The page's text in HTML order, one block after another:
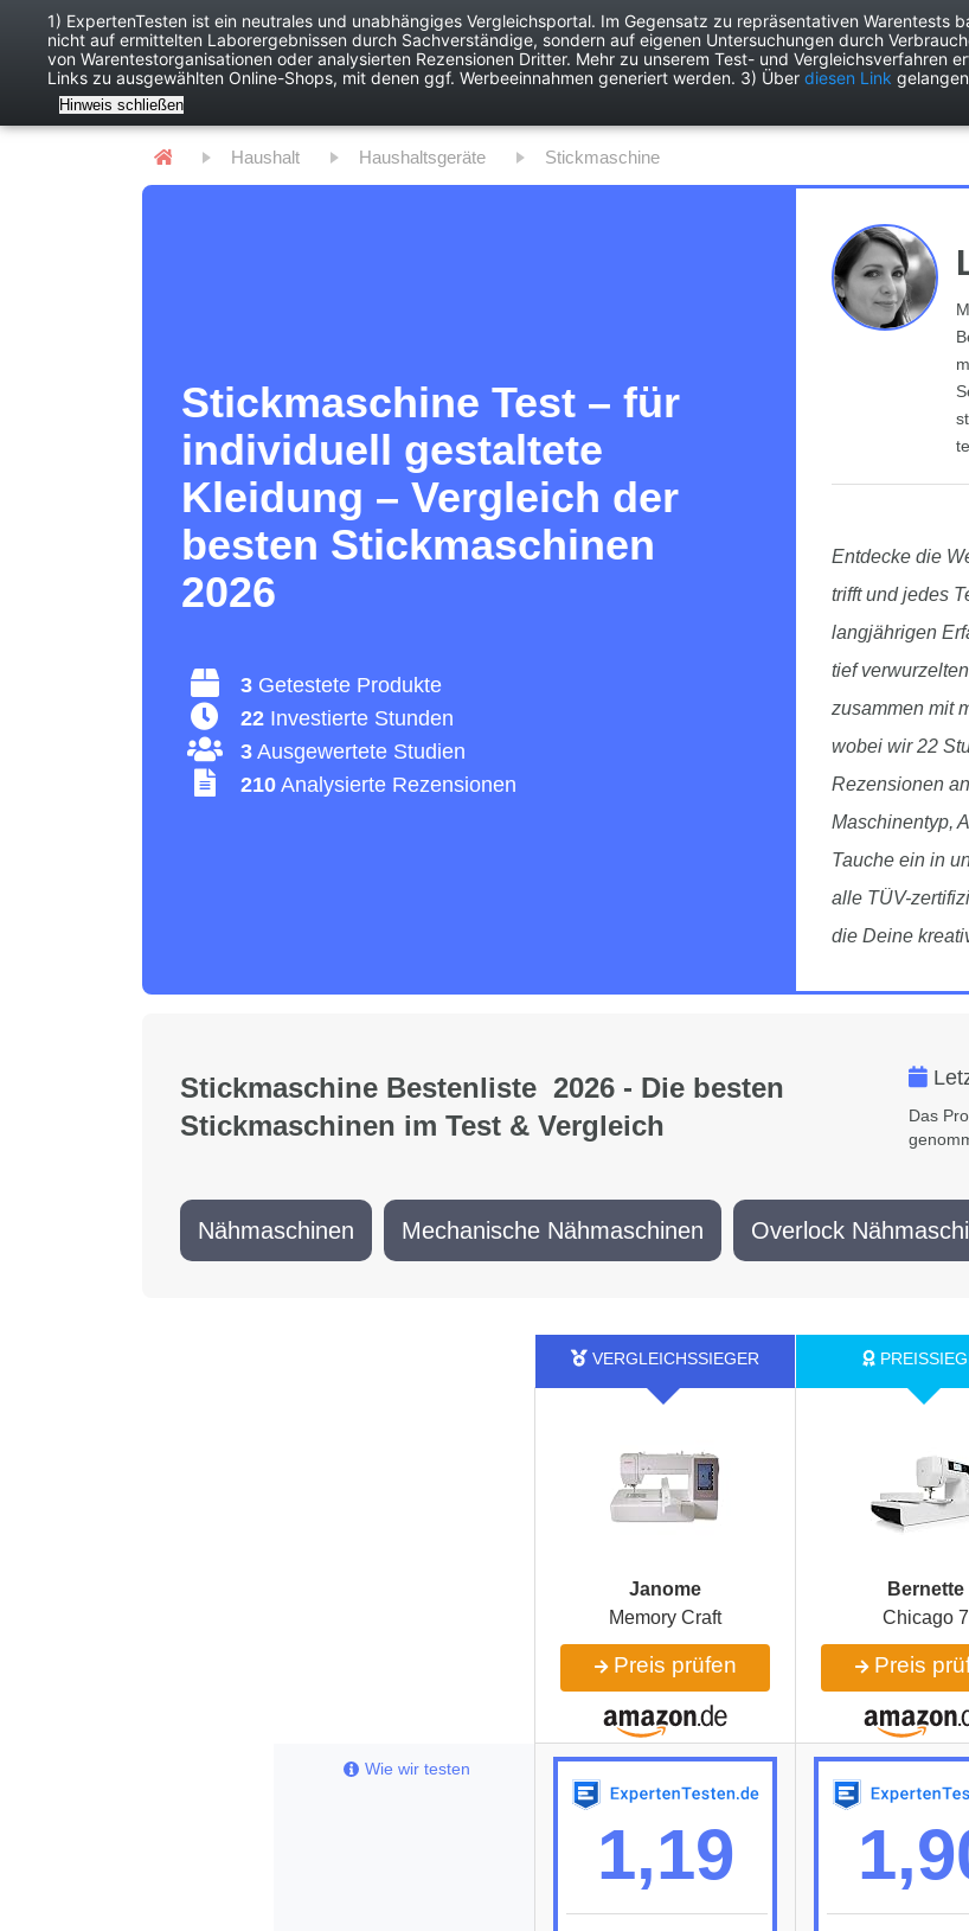
Baby Digitales Drogerie Elektronik Freizeit Garten Haushalt
Haushalt Haushaltsgeräte Stickmaschine
Stickmaschine Test – für
individuell gestaltete
Kleidung – Vergleich der
besten Stickmaschinen
2026
3 Getestete Produkte
22 Investierte Stunden
3 Ausgewertete Studien
210 Analysierte Rezensionen
Entdecke die
trifft und jedes
langjährigen
tief
zusammen mit
wobei wir 22
Rezensionen
Maschinentyp,
Tauche ein in
alle TÜV-
die Deine
Stickmaschine Bestenliste 2026 - Die besten
Stickmaschinen im Test & Vergleich
Das
Nähmaschinen Mechanische Nähmaschinen Overlock
Janome Bernette
Memory Craft
Chicago 7
Preis prüfen Preis
1,19
Wie wir testen
1) ExpertenTesten ist ein neutrales und unabhängiges Vergleichsportal. Im Gegensatz zu repräsentativen Warentests
nicht auf ermittelten Laborergebnissen durch Sachverständige, sondern auf eigenen Untersuchungen durch
von Warentestorganisationen oder analysierten Rezensionen Dritter. Mehr zu unserem Test- und Vergleichsverfahren
Links zu ausgewählten Online-Shops, mit denen ggf. Werbeeinnahmen generiert werden. 3) Überdiesen Link
Hinweis schließen